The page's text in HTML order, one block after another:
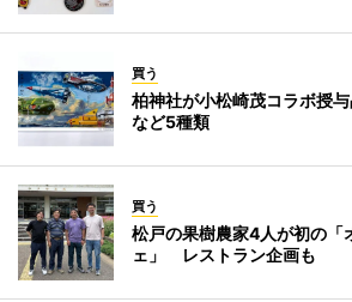
買う
柏神社が小松崎茂コラボ授
など5種類
買う
松戸の果樹農家4人が初の「
ェ」 レストラン企画も